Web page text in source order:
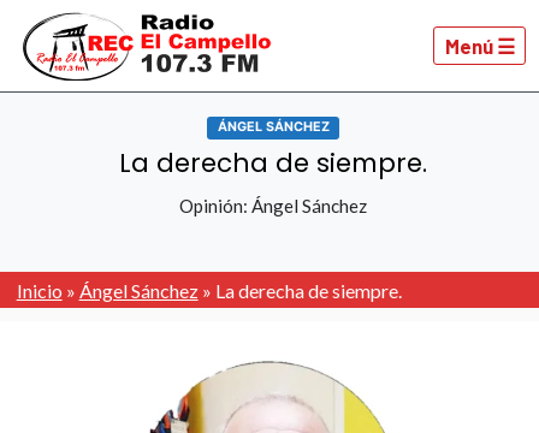
Menú ☰
ÁNGEL SÁNCHEZ
La derecha de siempre.
Opinión: Ángel Sánchez
Inicio » Ángel Sánchez» La derecha de siempre.